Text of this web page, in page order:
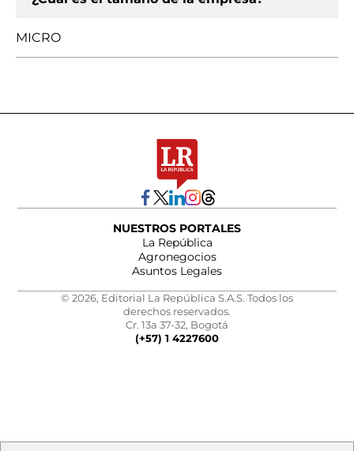
MICRO
NUESTROS PORTALES
La República
Agronegocios
Asuntos Legales
© 2026, Editorial La República S.A.S. Todos los
derechos reservados.
Cr. 13a 37-32, Bogotá
(+57) 1 4227600